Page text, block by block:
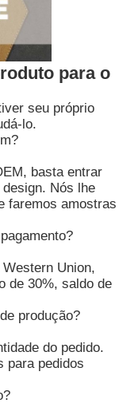
para o
seu próprio
lo.
basta entrar
Nós lhe
faremos amostras
Union,
de 30%, saldo de
produção?
do pedido.
para pedidos